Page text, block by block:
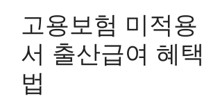
고용보험 미적용
서 출산급여 혜
법